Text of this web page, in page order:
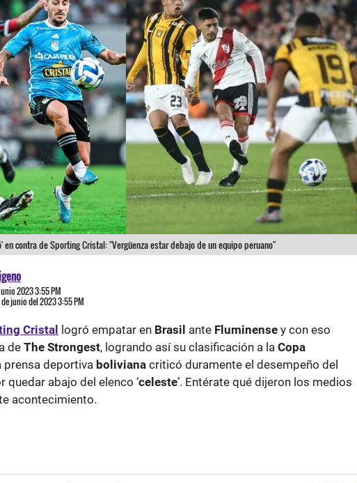
contra de Sporting Cristal: "Vergüenza estar debajo de un equipo peruano"
2023 3:55 PM
junio del 2023 3:55 PM
Cristal logró empatar en Brasil ante Fluminense y con eso
deThe Strongest, logrando así su clasificación a la Copa
prensa deportiva boliviana criticó duramente el desempeño del
quedar abajo del elenco ‘celeste’. Entérate qué dijeron los medios
acontecimiento.